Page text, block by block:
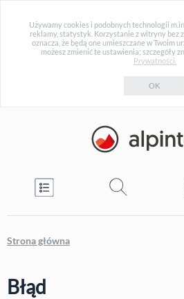
Używamy cookies i podobnych technologii
reklamy, statystyk. Korzystanie z witryny bez
oznacza, że będą one umieszczane w Twoim
możesz zmienić te ustawienia; szczegóły
Prywatności.
OK
Strona główna
Błąd